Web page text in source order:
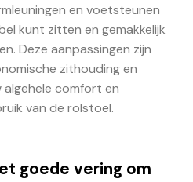
en voetsteunen
kunt zitten en gemakkelijk
Deze aanpassingen zijn
zithouding en
algehele comfort en
van de rolstoel.
goede vering om